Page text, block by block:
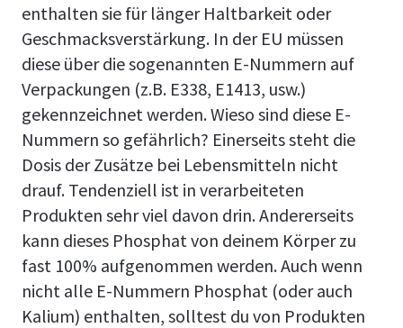
enthalten sie für länger Haltbarkeit oder
Geschmacksverstärkung. In der EU müssen
diese über die sogenannten E-Nummern auf
Verpackungen (z.B. E338, E1413, usw.)
gekennzeichnet werden. Wieso sind diese E-
Nummern so gefährlich? Einerseits steht die
Dosis der Zusätze bei Lebensmitteln nicht
drauf. Tendenziell ist in verarbeiteten
Produkten sehr viel davon drin. Andererseits
kann dieses Phosphat von deinem Körper zu
fast 100% aufgenommen werden. Auch wenn
nicht alle E-Nummern Phosphat (oder auch
Kalium) enthalten, solltest du von Produkten